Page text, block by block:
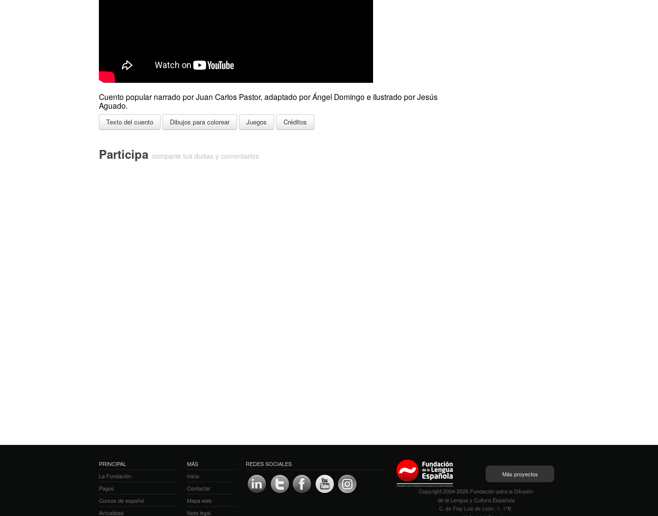
Cuento popular narrado por Juan Carlos Pastor, adaptado por Ángel Domingo e ilustrado por Jesús
Aguado.
Texto del cuento Dibujos para colorear Juegos Créditos
Participa comparte tus dudas y comentarios
PRINCIPAL
La Fundación
Pagos
Cursos de español
Actualidad
MÁS
Inicio
Contactar
Mapa web
Nota legal
REDES SOCIALES
Más proyectos
Copyright 2004-2026 Fundación para la Difusión
de la Lengua y Cultura Española
C. de Fray Luis de León, 1, 1ºB,